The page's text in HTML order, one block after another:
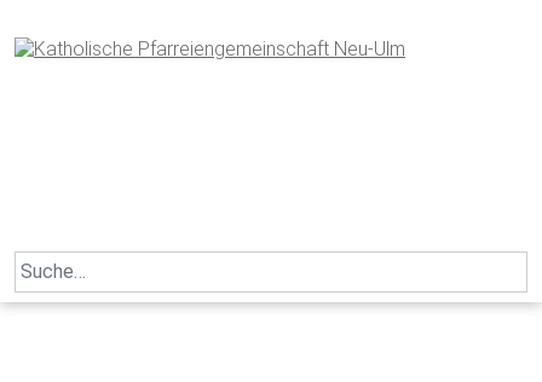
to
content
Search
for: